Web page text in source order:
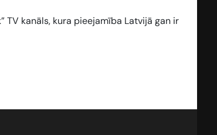
TV kanāls, kura pieejamība Latvijā gan ir